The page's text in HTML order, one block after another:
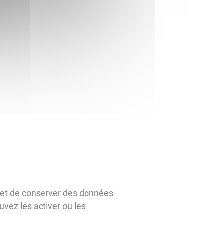
de conserver des données
les activer ou les